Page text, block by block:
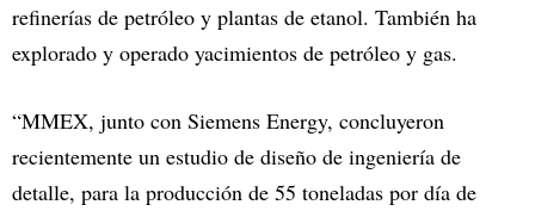
refinerías de petróleo y plantas de etanol. También ha
explorado y operado yacimientos de petróleo y gas.
“MMEX, junto con Siemens Energy, concluyeron
recientemente un estudio de diseño de ingeniería de
detalle, para la producción de 55 toneladas por día de